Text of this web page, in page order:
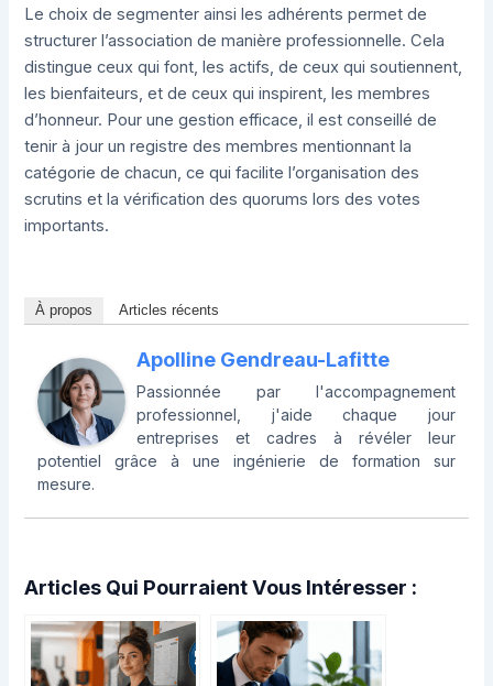
Le choix de segmenter ainsi les adhérents permet de
structurer l’association de manière professionnelle. Cela
distingue ceux qui font, les actifs, de ceux qui soutiennent,
les bienfaiteurs, et de ceux qui inspirent, les membres
d’honneur. Pour une gestion efficace, il est conseillé de
tenir à jour un registre des membres mentionnant la
catégorie de chacun, ce qui facilite l’organisation des
scrutins et la vérification des quorums lors des votes
importants.
À propos Articles récents
Apolline Gendreau-Lafitte
Passionnée par l'accompagnement
professionnel, j'aide chaque jour
entreprises et cadres à révéler leur
potentiel grâce à une ingénierie de formation sur
mesure.
Articles Qui Pourraient Vous Intéresser :